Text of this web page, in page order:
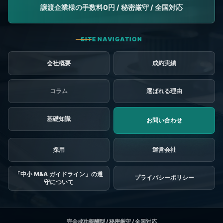
会社概要 成約実績
コラム 選ばれる理由
基礎知識 お問い合わせ
採用
「中小 M&A ガイドライン」の遵
守について
プライバシーポリシー